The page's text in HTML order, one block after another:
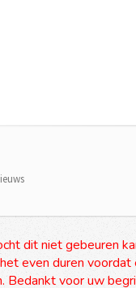
dit niet gebeuren
even duren
Bedankt voor uw